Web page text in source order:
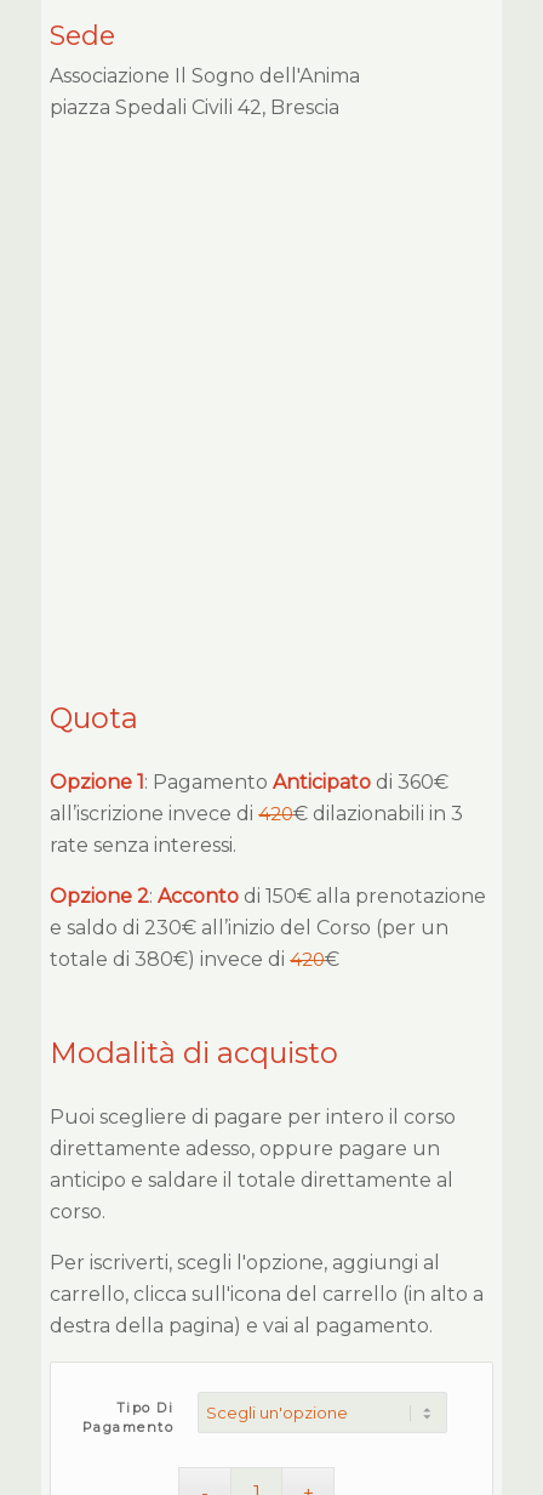
Sede
Associazione Il Sogno dell'Anima
piazza Spedali Civili 42, Brescia
Quota
Opzione 1 : PagamentoAnticipato di 360€
all’iscrizione invece di420€ dilazionabili in 3
rate senza interessi.
Opzione 2:Acconto di 150€ alla prenotazione
e saldo di 230€ all’inizio del Corso (per un
totale di 380€) invece di420€
Modalità di acquisto
Puoi scegliere di pagare per intero il corso
direttamente adesso, oppure pagare un
anticipo e saldare il totale direttamente al
corso.
Per iscriverti, scegli l'opzione, aggiungi al
carrello, clicca sull'icona del carrello (in alto a
destra della pagina) e vai al pagamento.
Tipo Di
Pagamento